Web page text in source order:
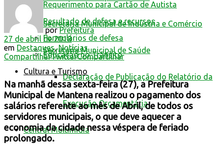
Requerimento para Cartão de Autista
Resultado de defesa e recursos
Formulários de defesa
Educação no Trânsito
Cultura e Turismo
Secretaria Municipal de Indústria e Comércio
Secretaria Municipal de Saúde
Declaração de Publicação do Relatório da
Execução Orçamentária
Central Multimídia
por Prefeitura
27 de abril de 2018
em Destaques,Notícias
CompartilharTwittarCompartilhar
Na manhã dessa sexta-feira (27), a Prefeitura
Municipal de Mantena realizou o pagamento dos
salários referente ao mês de Abril, de todos os
servidores municipais, o que deve aquecer a
economia da cidade nessa véspera de feriado
prolongado.